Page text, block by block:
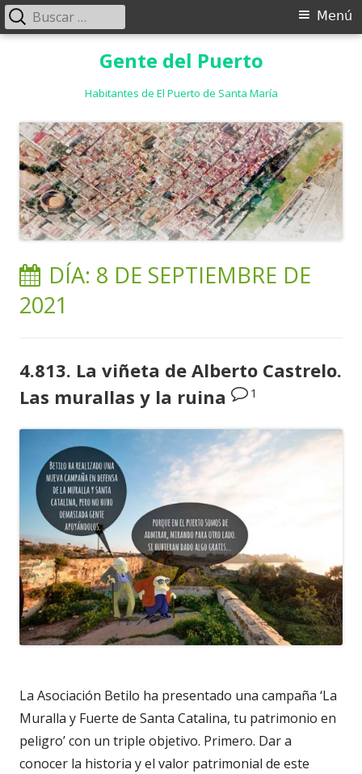
Gente del Puerto
Habitantes de El Puerto de Santa María
Menú
Menú
Buscar:
DÍA: 8 DE SEPTIEMBRE DE
2021
4.813. La viñeta de Alberto Castrelo.
Las murallas y la ruina
1
La Asociación Betilo ha presentado una campaña ‘La
Muralla y Fuerte de Santa Catalina, tu patrimonio en
peligro’ con un triple objetivo. Primero. Dar a
conocer la historia y el valor patrimonial de este